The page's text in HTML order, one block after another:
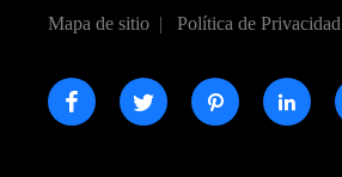
Mapa de sitio | Política de Privacidad
   